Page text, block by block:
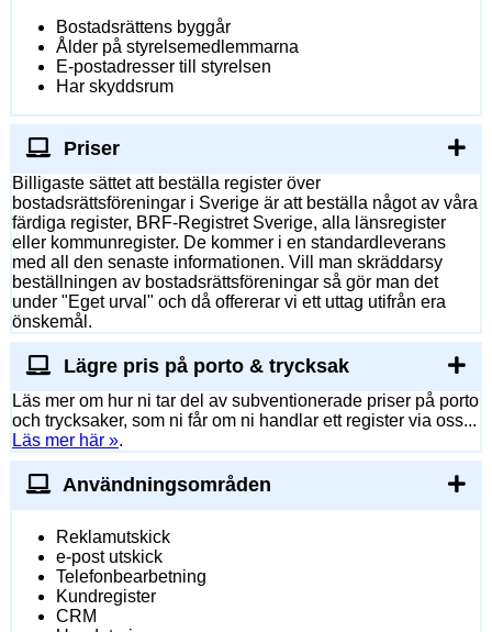
Bostadsrättens byggår
Ålder på styrelsemedlemmarna
E-postadresser till styrelsen
Har skyddsrum
Priser
Billigaste sättet att beställa register över
bostadsrättsföreningar i Sverige är att beställa något av våra
färdiga register, BRF-Registret Sverige, alla länsregister
eller kommunregister. De kommer i en standardleverans
med all den senaste informationen. Vill man skräddarsy
beställningen av bostadsrättsföreningar så gör man det
under "Eget urval" och då offererar vi ett uttag utifrån era
önskemål.
Lägre pris på porto & trycksak
Läs mer om hur ni tar del av subventionerade priser på porto
och trycksaker, som ni får om ni handlar ett register via oss...
Läs mer här ».
Användningsområden
Reklamutskick
e-post utskick
Telefonbearbetning
Kundregister
CRM